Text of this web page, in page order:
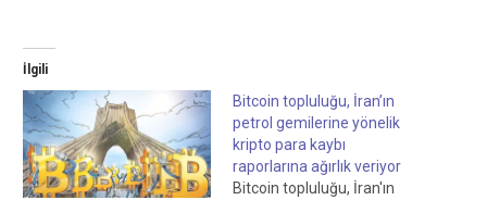
İlgili
Bitcoin topluluğu, İran’ın
petrol gemilerine yönelik
kripto para kaybı
raporlarına ağırlık veriyor
Bitcoin topluluğu, İran'ın